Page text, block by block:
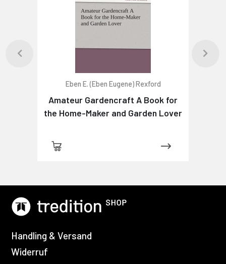
Eben E. (Eben Eugene) Rexford
Amateur Gardencraft A Book for
the Home-Maker and Garden Lover
Handling & Versand
Widerruf